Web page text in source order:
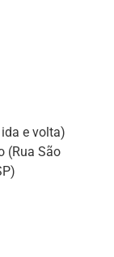
e volta)
(Rua São